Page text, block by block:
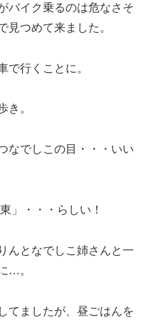
バイク乗るのは危なさそ
つめて来ました。
で行くことに。
き。
なでしこの目・・・いい
」・・・らしい！
んとなでしこ姉さんと一
…。
てましたが、昼ごはんを